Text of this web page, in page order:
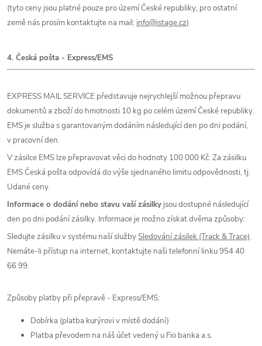
(tyto ceny jsou platné pouze pro území České republiky, pro ostatní
země nás prosím kontaktujte na mail: info@istage.cz)
4. Česká pošta - Express/EMS
EXPRESS MAIL SERVICE představuje nejrychlejší možnou přepravu
dokumentů a zboží do hmotnosti 10 kg po celém území České republiky.
EMS je služba s garantovaným dodáním následující den po dni podání,
v pracovní den.
V zásilce EMS lze přepravovat věci do hodnoty 100 000 Kč. Za zásilku
EMS Česká pošta odpovídá do výše sjednaného limitu odpovědnosti, tj.
Udané ceny.
Informace o dodání nebo stavu vaší zásilky jsou dostupné následující
den po dni podání zásilky. Informace je možno získat dvěma způsoby:
Sledujte zásilku v systému naší službySledování zásilek (Track & Trace).
Nemáte-li přístup na internet, kontaktujte naši telefonní linku 954 40
66 99.
Způsoby platby při přepravě - Express/EMS:
Dobírka (platba kurýrovi v místě dodání)
Platba převodem na náš účet vedený u Fio banka a.s.